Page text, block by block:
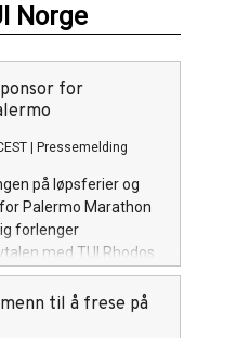
Norge
for
Pressemelding
på løpsferier og
Palermo Marathon
forlenger
med TUI Rhodos
til å frese på